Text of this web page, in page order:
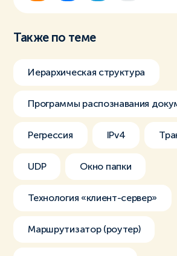
Также по теме
Иерархическая структура
Программы распознавания
Регрессия IPv4
UDP Окно папки
Технология «клиент-сервер»
Маршрутизатор (роутер)